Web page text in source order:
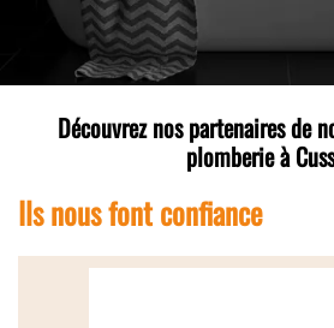
Découvrez nos partenaires de
plomberie à
Ils nous font confiance